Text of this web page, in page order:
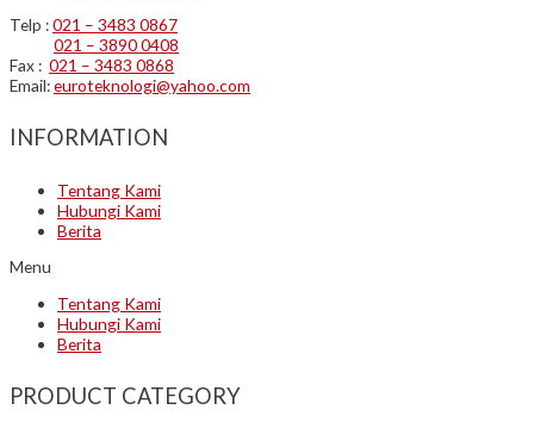
Telp :021 – 3483 0867
021 – 3890 0408
Fax : 021 – 3483 0868
Email:euroteknologi@yahoo.com
INFORMATION
Tentang Kami
Hubungi Kami
Berita
Menu
Tentang Kami
Hubungi Kami
Berita
PRODUCT CATEGORY